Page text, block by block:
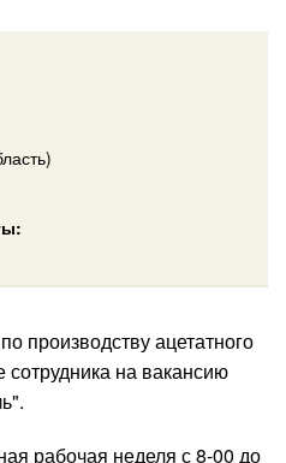
производству ацетатного
сотрудника на вакансию
рабочая неделя с 8-00 до